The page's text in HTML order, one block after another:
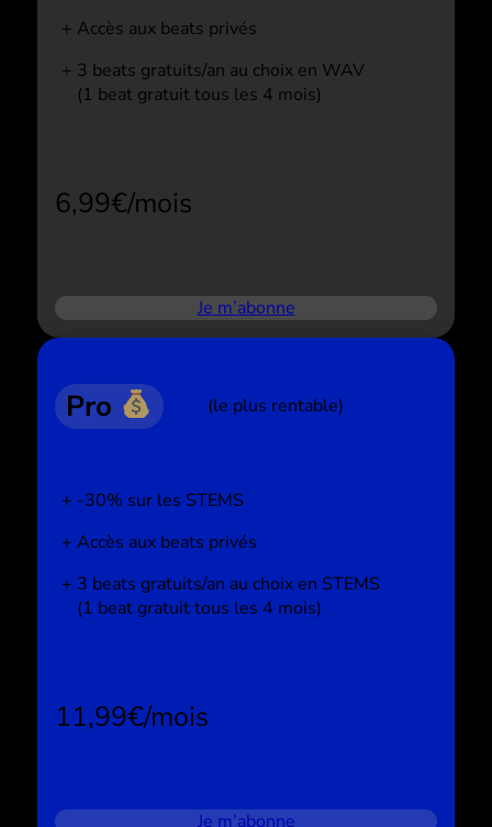
Accès aux beats privés
3 beats gratuits/an au choix en WAV
(1 beat gratuit tous les 4 mois)
6,99€/mois
Je m’abonne
Pro (le plus rentable)
-30% sur les STEMS
Accès aux beats privés
3 beats gratuits/an au choix en STEMS
(1 beat gratuit tous les 4 mois)
11,99€/mois
Je m’abonne